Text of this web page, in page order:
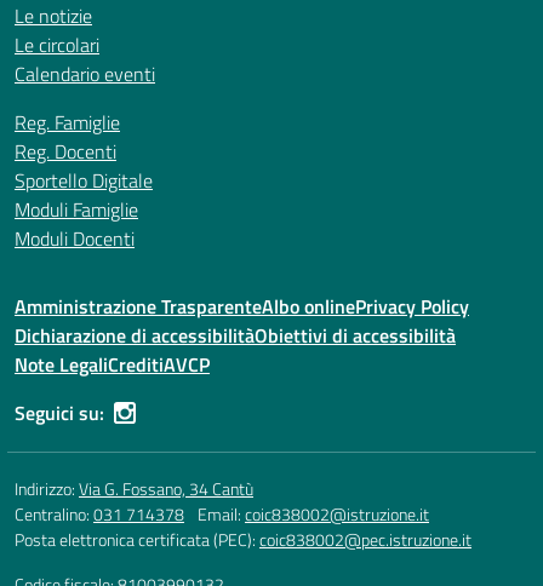
Le notizie
Le circolari
Calendario eventi
Reg. Famiglie
Reg. Docenti
Sportello Digitale
Moduli Famiglie
Moduli Docenti
Amministrazione TrasparenteAlbo onlinePrivacy Policy
Dichiarazione di accessibilitàObiettivi di accessibilità
Note LegaliCreditiAVCP
Seguici su:
Indirizzo:Via G. Fossano, 34 Cantù
Centralino:031 714378 Email:coic838002@istruzione.it
Posta elettronica certificata (PEC):coic838002@pec.istruzione.it